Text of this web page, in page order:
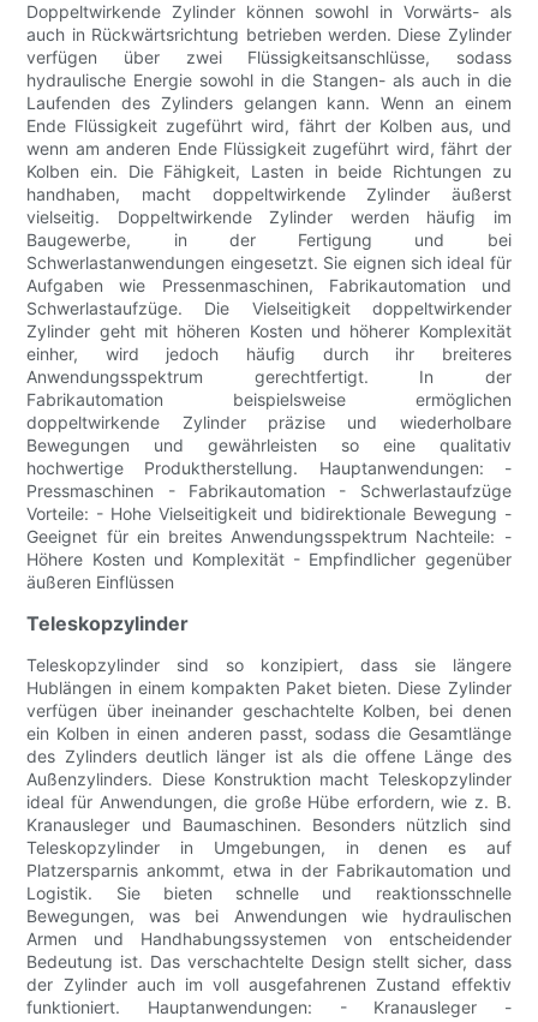
Doppeltwirkende Zylinder können sowohl in Vorwärts- als
auch in Rückwärtsrichtung betrieben werden. Diese Zylinder
verfügen über zwei Flüssigkeitsanschlüsse, sodass
hydraulische Energie sowohl in die Stangen- als auch in die
Laufenden des Zylinders gelangen kann. Wenn an einem
Ende Flüssigkeit zugeführt wird, fährt der Kolben aus, und
wenn am anderen Ende Flüssigkeit zugeführt wird, fährt der
Kolben ein. Die Fähigkeit, Lasten in beide Richtungen zu
handhaben, macht doppeltwirkende Zylinder äußerst
vielseitig. Doppeltwirkende Zylinder werden häufig im
Baugewerbe, in der Fertigung und bei
Schwerlastanwendungen eingesetzt. Sie eignen sich ideal für
Aufgaben wie Pressenmaschinen, Fabrikautomation und
Schwerlastaufzüge. Die Vielseitigkeit doppeltwirkender
Zylinder geht mit höheren Kosten und höherer Komplexität
einher, wird jedoch häufig durch ihr breiteres
Anwendungsspektrum gerechtfertigt. In der
Fabrikautomation beispielsweise ermöglichen
doppeltwirkende Zylinder präzise und wiederholbare
Bewegungen und gewährleisten so eine qualitativ
hochwertige Produktherstellung. Hauptanwendungen: -
Pressmaschinen - Fabrikautomation - Schwerlastaufzüge
Vorteile: - Hohe Vielseitigkeit und bidirektionale Bewegung -
Geeignet für ein breites Anwendungsspektrum Nachteile: -
Höhere Kosten und Komplexität - Empfindlicher gegenüber
äußeren Einflüssen
Teleskopzylinder
Teleskopzylinder sind so konzipiert, dass sie längere
Hublängen in einem kompakten Paket bieten. Diese Zylinder
verfügen über ineinander geschachtelte Kolben, bei denen
ein Kolben in einen anderen passt, sodass die Gesamtlänge
des Zylinders deutlich länger ist als die offene Länge des
Außenzylinders. Diese Konstruktion macht Teleskopzylinder
ideal für Anwendungen, die große Hübe erfordern, wie z. B.
Kranausleger und Baumaschinen. Besonders nützlich sind
Teleskopzylinder in Umgebungen, in denen es auf
Platzersparnis ankommt, etwa in der Fabrikautomation und
Logistik. Sie bieten schnelle und reaktionsschnelle
Bewegungen, was bei Anwendungen wie hydraulischen
Armen und Handhabungssystemen von entscheidender
Bedeutung ist. Das verschachtelte Design stellt sicher, dass
der Zylinder auch im voll ausgefahrenen Zustand effektiv
funktioniert. Hauptanwendungen: - Kranausleger -